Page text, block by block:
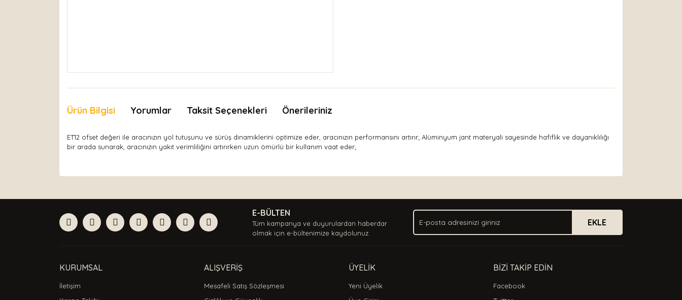
Ürün Bilgisi Yorumlar Taksit Seçenekleri Önerileriniz
ET12 ofset değeri ile aracınızın yol tutuşunu ve sürüş dinamiklerini optimize eder, aracınızın performansını artırır; Alüminyum jant materyali sayesinde hafiflik ve dayanıklılığı
bir arada sunarak, aracınızın yakıt verimliliğini artırırken uzun ömürlü bir kullanım vaat eder;
Ürün açıklamasında eksik bilgiler bulunuyor.
Bu ürüne benzer farklı alternatifler olmalı.
E-BÜLTEN
Tüm kampanya ve duyurulardan haberdar
olmak için e-bültenimize kaydolunuz.
EKLE
KURUMSAL
İletişim
ALIŞVERİŞ
Mesafeli Satış Sözleşmesi
ÜYELİK
Yeni Üyelik
BİZİ TAKİP EDİN
Facebook